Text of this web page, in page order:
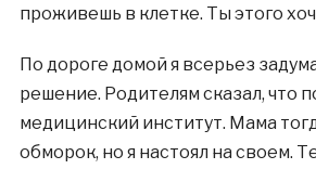
проживешь в клетке. Ты этого
По дороге домой я всерьез
решение. Родителям сказал, что
медицинский институт. Мама
обморок, но я настоял на своем.